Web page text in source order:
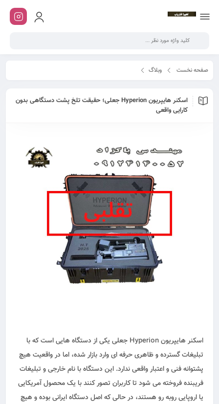
صفحه نخست وبلاگ
اسکنر هایپریون Hyperion جعلی؛ حقیقت تلخ پشت دستگاهی بدون
کارایی واقعی
اسکنر هایپریون Hyperion جعلی یکی از دستگاه هایی است که با
تبلیغات گسترده و ظاهری حرفه ای وارد بازار شده، اما در واقعیت هیچ
پشتوانه فنی و اعتبار واقعی ندارد. این دستگاه با نام خارجی و تبلیغات
فریبنده فروخته می شود تا کاربران تصور کنند با یک محصول آمریکایی
یا اروپایی روبه رو هستند، در حالی که اصل دستگاه ایرانی بوده و هیچ